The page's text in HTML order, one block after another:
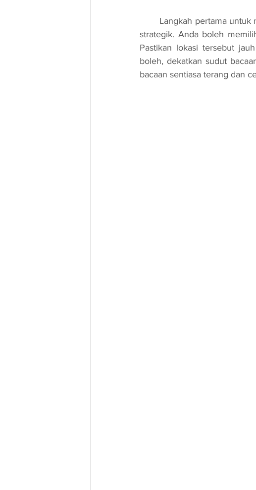
strategik. Anda boleh
Pastikan lokasi tersebut
boleh, dekatkan sudut
bacaan sentiasa terang dan